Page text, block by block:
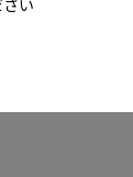
い